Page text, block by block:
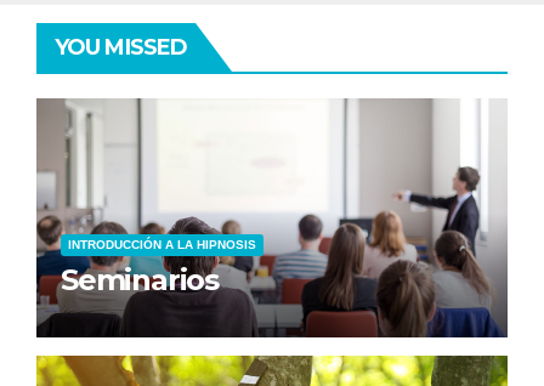
YOU MISSED
INTRODUCCIÓN A LA HIPNOSIS
Seminarios